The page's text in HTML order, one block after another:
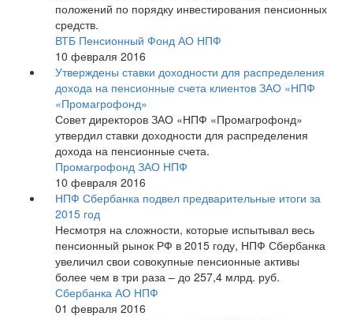
положений по порядку инвестирования пенсионных
средств.
ВТБ Пенсионный Фонд АО НПФ
10 февраля 2016
Утверждены ставки доходности для распределения
дохода на пенсионные счета клиентов ЗАО «НПФ
«Промагрофонд»
Совет директоров ЗАО «НПФ «Промагрофонд»
утвердил ставки доходности для распределения
дохода на пенсионные счета.
Промагрофонд ЗАО НПФ
10 февраля 2016
НПФ Сбербанка подвел предварительные итоги за
2015 год
Несмотря на сложности, которые испытывал весь
пенсионный рынок РФ в 2015 году, НПФ Сбербанка
увеличил свои совокупные пенсионные активы
более чем в три раза – до 257,4 млрд. руб.
Сбербанка АО НПФ
01 февраля 2016